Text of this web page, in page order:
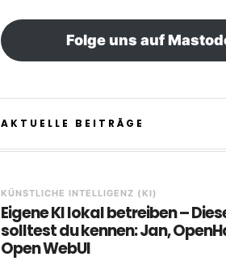
Folge uns auf
AKTUELLE BEITRÄGE
KÜNSTLICHE INTELLIGENZ (KI)
Eigene KI lokal betreiben –
solltest du kennen: Jan,
Open WebUI